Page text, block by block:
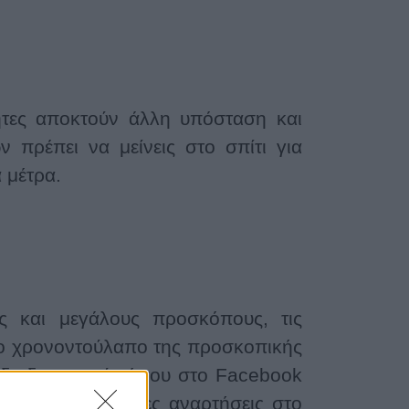
αποκτούν άλλη υπόσταση και
να μείνεις στο σπίτι για
μέτρα.
και μεγάλους προσκόπους, τις
χρονοντούλαπο της προσκοπικής
τόπου στο Facebook
με ταυτόχρονες αναρτήσεις στο